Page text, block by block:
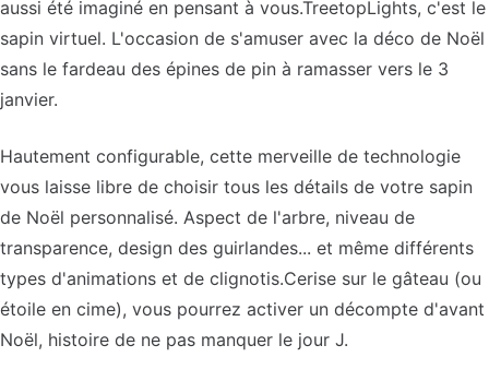
aussi été imaginé en pensant à vous.TreetopLights, c'est le
sapin virtuel. L'occasion de s'amuser avec la déco de Noël
sans le fardeau des épines de pin à ramasser vers le 3
janvier.
Hautement configurable, cette merveille de technologie
vous laisse libre de choisir tous les détails de votre sapin
de Noël personnalisé. Aspect de l'arbre, niveau de
transparence, design des guirlandes... et même différents
types d'animations et de clignotis.Cerise sur le gâteau (ou
étoile en cime), vous pourrez activer un décompte d'avant
Noël, histoire de ne pas manquer le jour J.